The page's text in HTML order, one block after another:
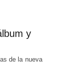
y
de la nueva